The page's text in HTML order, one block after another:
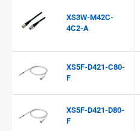
XS3W-M42C-
4C2-A
XS5F-D421-C80-
F
XS5F-D421-D80-
F